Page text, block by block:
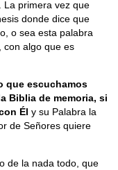
La primera vez que
donde dice que
o sea esta palabra
con algo que es
que escuchamos
Biblia de memoria, si
Él y su Palabra la
de Señores quiere
de la nada todo, que